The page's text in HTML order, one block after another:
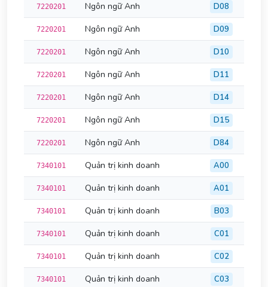
7220201 Ngôn ngữ Anh D08
7220201 Ngôn ngữ Anh D09
7220201 Ngôn ngữ Anh D10
7220201 Ngôn ngữ Anh D11
7220201 Ngôn ngữ Anh D14
7220201 Ngôn ngữ Anh D15
7220201 Ngôn ngữ Anh D84
7340101 Quản trị kinh doanh A00
7340101 Quản trị kinh doanh A01
7340101 Quản trị kinh doanh B03
7340101 Quản trị kinh doanh C01
7340101 Quản trị kinh doanh C02
7340101 Quản trị kinh doanh C03